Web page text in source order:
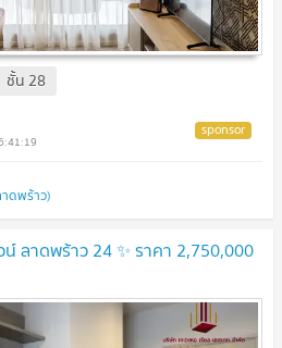
ชั้น 28
าดพร้าว)
ลาดพร้าว 24 ✨ ราคา 2,750,000